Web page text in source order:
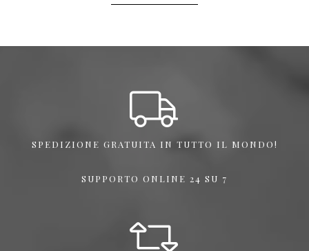
SPEDIZIONE GRATUITA IN TUTTO IL MONDO!
SUPPORTO ONLINE 24 SU 7